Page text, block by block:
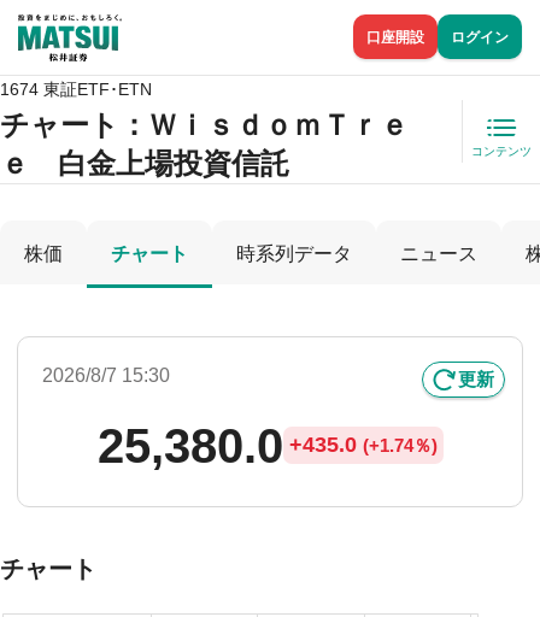
口座開設 ログイン
1674 東証ETF･ETN
チャート： ＷｉｓｄｏｍＴｒｅ
ｅ 白金上場投資信託
コンテンツ
株価 チャート 時系列データ ニュース
2026/8/7 15:30 更新
25,380.0 +435.0 (+1.74％)
チャート